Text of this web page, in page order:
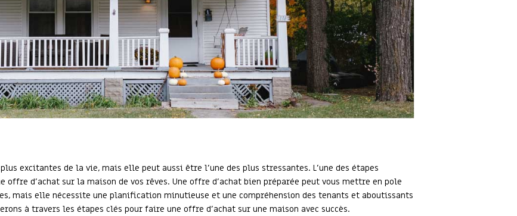
excitantes de la vie, mais elle peut aussi être l'une des plus stressantes. L'une des étapes
offre d'achat sur la maison de vos rêves. Une offre d'achat bien préparée peut vous mettre en pole
mais elle nécessite une planification minutieuse et une compréhension des tenants et aboutissants
à travers les étapes clés pour faire une offre d'achat sur une maison avec succès.